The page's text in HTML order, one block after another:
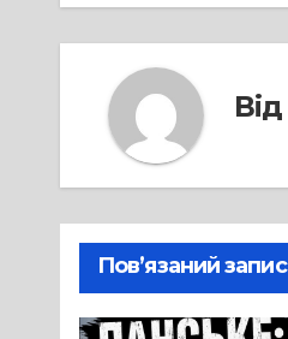
Від
Пов’язаний запис